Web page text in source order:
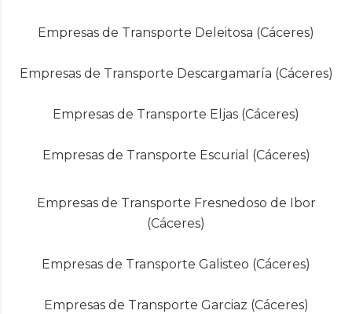
Empresas de Transporte Deleitosa (Cáceres)
Empresas de Transporte Descargamaría (Cáceres)
Empresas de Transporte Eljas (Cáceres)
Empresas de Transporte Escurial (Cáceres)
Empresas de Transporte Fresnedoso de Ibor
(Cáceres)
Empresas de Transporte Galisteo (Cáceres)
Empresas de Transporte Garciaz (Cáceres)